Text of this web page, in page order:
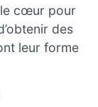
le cœur pour
des
leur forme